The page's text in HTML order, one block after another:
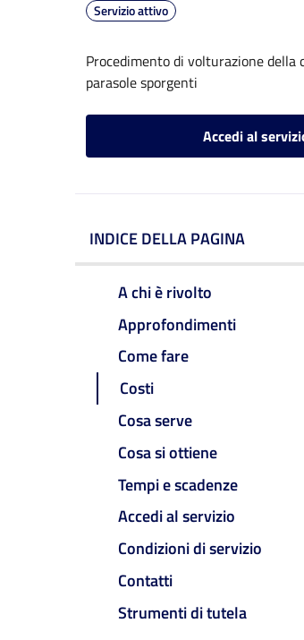
Servizio attivo
Procedimento di volturazione della
parasole sporgenti
Accedi al
INDICE DELLA PAGINA
A chi è rivolto
Approfondimenti
Come fare
Costi
Cosa serve
Cosa si ottiene
Tempi e scadenze
Accedi al servizio
Condizioni di servizio
Contatti
Strumenti di tutela